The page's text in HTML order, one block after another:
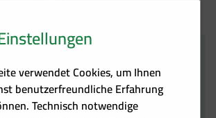
verwendet Cookies, um Ihnen
benutzerfreundliche Erfahrung
Technisch notwendige